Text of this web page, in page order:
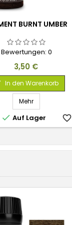
BURNT UMBER
Bewertungen: 0
Preis
3,50 €
In den Warenkorb
Mehr
 Auf Lager favorite_border